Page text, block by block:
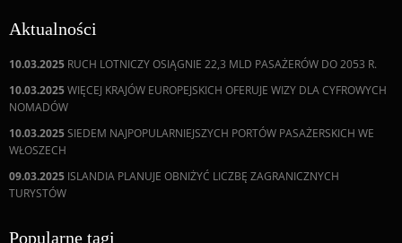
Aktualności
10.03.2025 RUCH LOTNICZY OSIĄGNIE 22,3 MLD PASAŻERÓW DO 2053 R.
10.03.2025WIĘCEJ KRAJÓW EUROPEJSKICH OFERUJE WIZY DLA CYFROWYCH
NOMADÓW
10.03.2025SIEDEM NAJPOPULARNIEJSZYCH PORTÓW PASAŻERSKICH WE
WŁOSZECH
09.03.2025 ISLANDIA PLANUJE OBNIŻYĆ LICZBĘ ZAGRANICZNYCH
TURYSTÓW
Popularne tagi